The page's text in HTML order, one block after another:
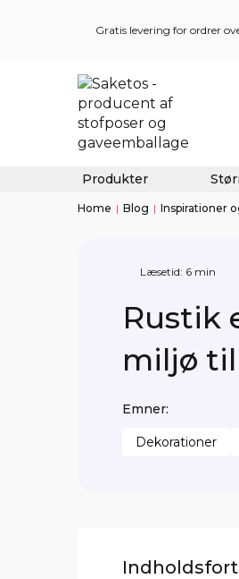
Gratis levering for ordrer
Produkter
Home | Blog | Inspirationer
Læsetid: 6 min
Rustik
miljø
Emner:
Dekorationer